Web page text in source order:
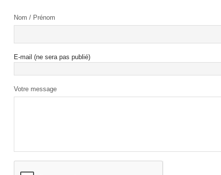
Nom / Prénom
E-mail (ne sera pas publié)
Votre message